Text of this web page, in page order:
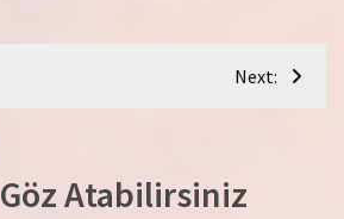
Next:
Atabilirsiniz